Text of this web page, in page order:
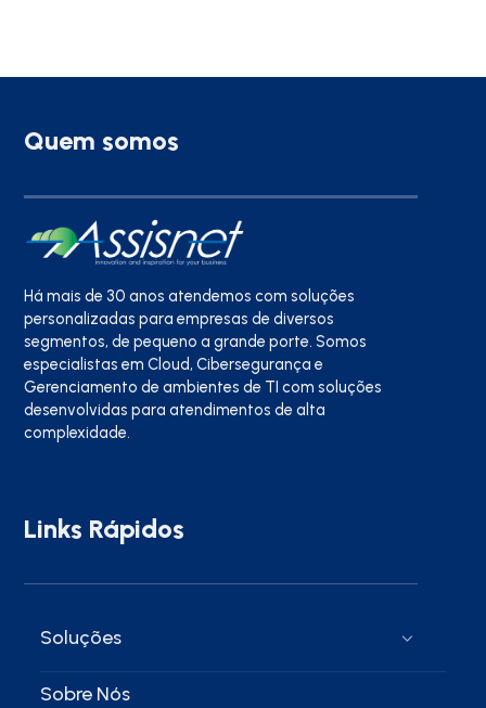
Quem somos
Há mais de 30 anos atendemos com soluções
personalizadas para empresas de diversos
segmentos, de pequeno a grande porte. Somos
especialistas em Cloud, Cibersegurança e
Gerenciamento de ambientes de TI com soluções
desenvolvidas para atendimentos de alta
complexidade.
Links Rápidos
Soluções
Sobre Nós